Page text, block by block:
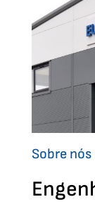
Sobre nós